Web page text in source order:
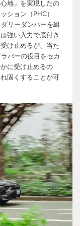
地」を実現したの
ション（PHC）
リーダンパーを組
強い入力で底付き
け止めるが、当た
バーの役目をセカ
に受け止めるの
固くすることが可